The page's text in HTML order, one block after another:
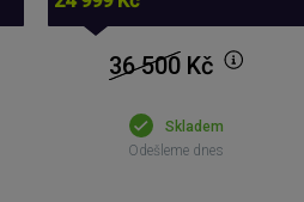
36 500Kč
Skladem
Odešleme dnes